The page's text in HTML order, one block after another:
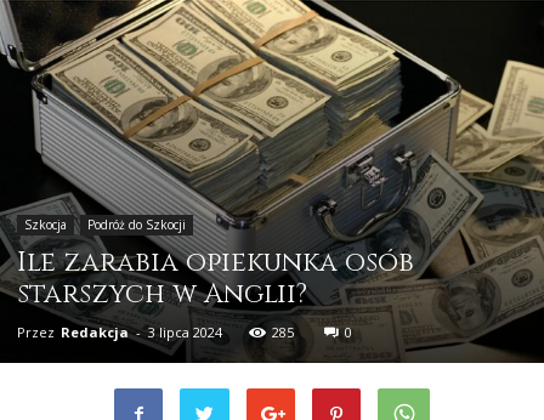
Szkocja Podróż do Szkocji
Ile zarabia opiekunka osób
starszych w Anglii?
Przez Redakcja - 3 lipca 2024 285 0